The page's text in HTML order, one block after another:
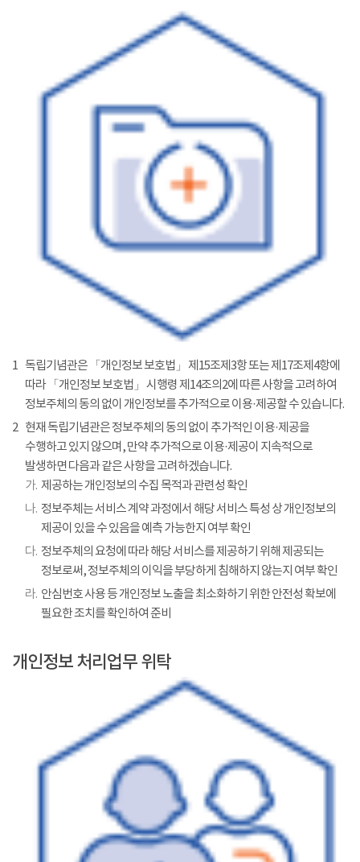
1 독립기념관은 「개인정보 보호법」 제15조제3항 또는 제17조제4항에
따라 「개인정보 보호법」 시행령 제14조의2에 따른 사항을 고려하여
정보주체의 동의 없이 개인정보를 추가적으로 이용·제공할 수 있습니다.
2 현재 독립기념관은 정보주체의 동의 없이 추가적인 이용·제공을
수행하고 있지 않으며, 만약 추가적으로 이용·제공이 지속적으로
발생하면 다음과 같은 사항을 고려하겠습니다.
가. 제공하는 개인정보의 수집 목적과 관련성 확인
나. 정보주체는 서비스 계약 과정에서 해당 서비스 특성 상 개인정보의
제공이 있을 수 있음을 예측 가능한지 여부 확인
다. 정보주체의 요청에 따라 해당 서비스를 제공하기 위해 제공되는
정보로써, 정보주체의 이익을 부당하게 침해하지 않는지 여부 확인
라. 안심번호 사용 등 개인정보 노출을 최소화하기 위한 안전성 확보에
필요한 조치를 확인하여 준비
개인정보 처리업무 위탁